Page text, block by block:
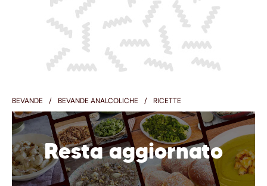
BEVANDE BEVANDE ANALCOLICHE RICETTE
Resta aggiornato